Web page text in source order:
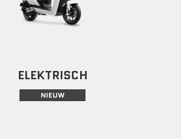
ELEKTRISCH
NIEUW